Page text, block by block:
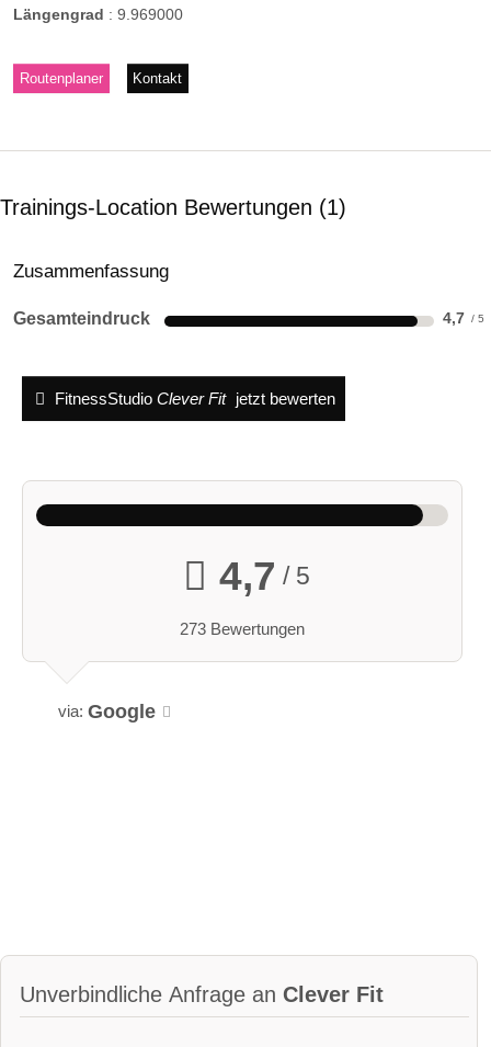
Längengrad : 9.969000
Routenplaner Kontakt
Trainings-Location Bewertungen 1
Zusammenfassung
Gesamteindruck 4,7
FitnessStudio Clever Fit jetzt bewerten
4,7 / 5
273 Bewertungen
via: Google
Unverbindliche Anfrage an Clever Fit